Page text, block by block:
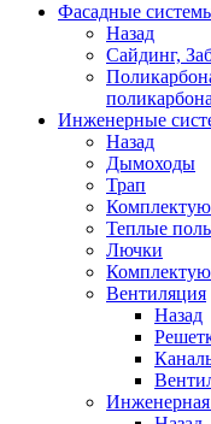
Фасадные
Назад
Сайдинг,
Инженерные
Назад
Дымоходы
Трап
Теплые
Лючки
Вентиляция
Назад
Инженерная